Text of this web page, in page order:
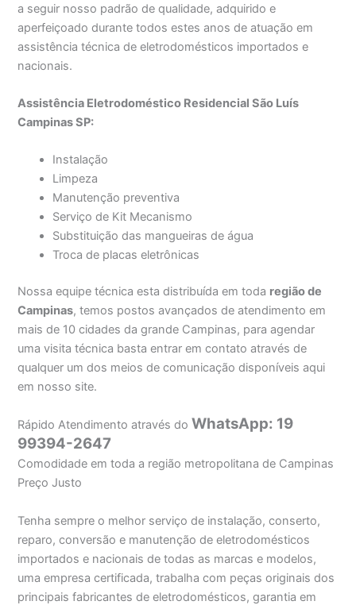
a seguir nosso padrão de qualidade, adquirido e
aperfeiçoado durante todos estes anos de atuação em
assistência técnica de eletrodomésticos importados e
nacionais.
Assistência Eletrodoméstico Residencial São Luís
Campinas SP:
Instalação
Limpeza
Manutenção preventiva
Serviço de Kit Mecanismo
Substituição das mangueiras de água
Troca de placas eletrônicas
Nossa equipe técnica esta distribuída em toda região de
Campinas, temos postos avançados de atendimento em
mais de 10 cidades da grande Campinas, para agendar
uma visita técnica basta entrar em contato através de
qualquer um dos meios de comunicação disponíveis aqui
em nosso site.
Rápido Atendimento através do WhatsApp: 19
99394-2647
Comodidade em toda a região metropolitana de Campinas
Preço Justo
Tenha sempre o melhor serviço de instalação, conserto,
reparo, conversão e manutenção de eletrodomésticos
importados e nacionais de todas as marcas e modelos,
uma empresa certificada, trabalha com peças originais dos
principais fabricantes de eletrodomésticos, garantia em